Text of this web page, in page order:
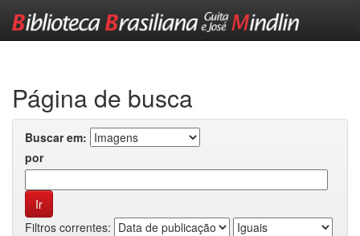
Página de busca
Buscar em:
por
Filtros correntes: